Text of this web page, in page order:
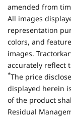
amended from
All images
representation
colors, and
images.
accurately reflect
*The price
displayed herein
of the product
Residual